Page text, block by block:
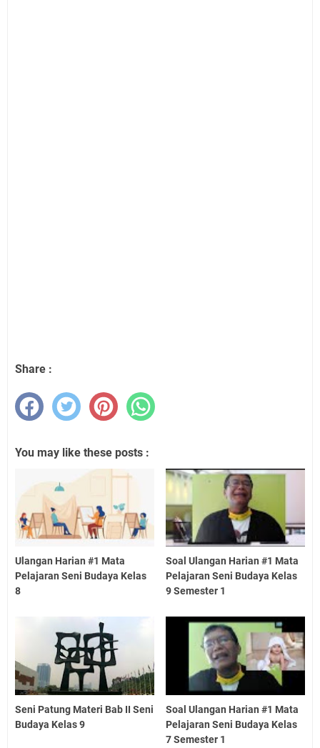
Share :
You may like these posts :
Ulangan Harian #1 Mata
Pelajaran Seni Budaya Kelas
8
Soal Ulangan Harian #1 Mata
Pelajaran Seni Budaya Kelas
9 Semester 1
Seni Patung Materi Bab II Seni
Budaya Kelas 9
Soal Ulangan Harian #1 Mata
Pelajaran Seni Budaya Kelas
7 Semester 1